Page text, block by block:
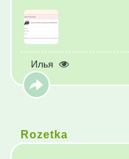
Илья
Rozetka